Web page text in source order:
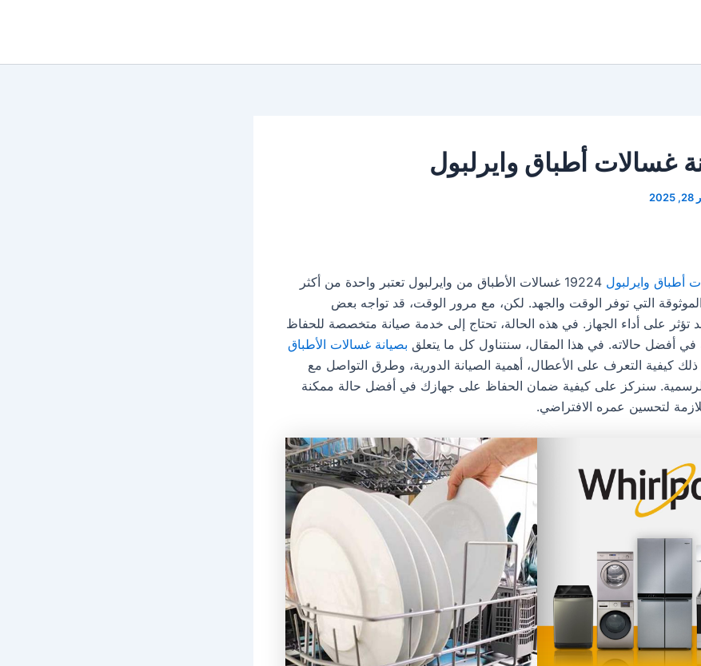
غسالات أطباق وايرلبول
أطباق وايرلبول
19224 غسالات الأطباق من وايرلبول تعتبر واحدة من أكثر
الموثوقة التي توفر الوقت والجهد. لكن، مع مرور الوقت، قد تواجه بعض
تؤثر على أداء الجهاز. في هذه الحالة، تحتاج إلى خدمة صيانة متخصصة للحفاظ
في أفضل حالاته. في هذا المقال، سنتناول كل ما يتعلق بصيانة غسالات الأطباق
كيفية التعرف على الأعطال، أهمية الصيانة الدورية، وطرق التواصل مع
سنركز على كيفية ضمان الحفاظ على جهازك في أفضل حالة ممكنة
لتحسين عمره الافتراضي.